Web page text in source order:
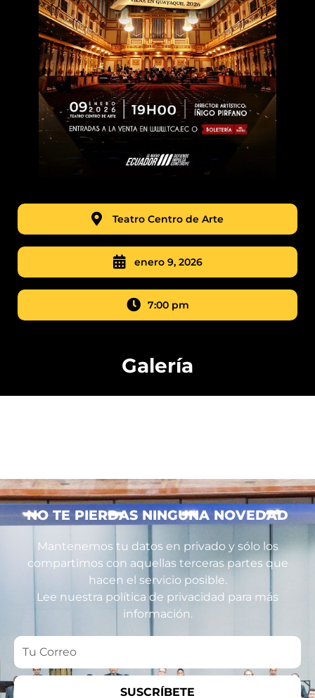
Teatro Centro de Arte
enero 9, 2026
7:00 pm
Galería
NO TE PIERDAS NINGUNA NOVEDAD
Mantenemos tu datos en privado y sólo los
compartimos con aquellas terceras partes que
hacen el servicio posible.
Lee nuestra política de privacidad para más
información.
Tu
Correo
SUSCRÍBETE